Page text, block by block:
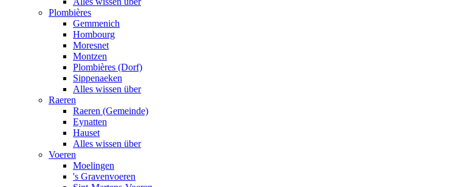
Plombières
Gemmenich
Hombourg
Moresnet
Montzen
Plombières (Dorf)
Sippenaeken
Alles wissen über
Raeren
Raeren (Gemeinde)
Eynatten
Hauset
Alles wissen über
Voeren
Moelingen
's Gravenvoeren